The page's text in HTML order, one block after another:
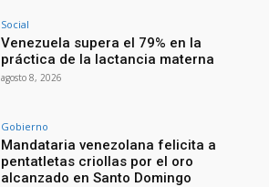
Social
Venezuela supera el 79% en la
práctica de la lactancia materna
agosto 8, 2026
Gobierno
Mandataria venezolana felicita a
pentatletas criollas por el oro
alcanzado en Santo Domingo